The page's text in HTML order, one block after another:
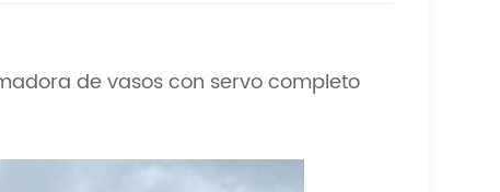
de vasos con servo completo